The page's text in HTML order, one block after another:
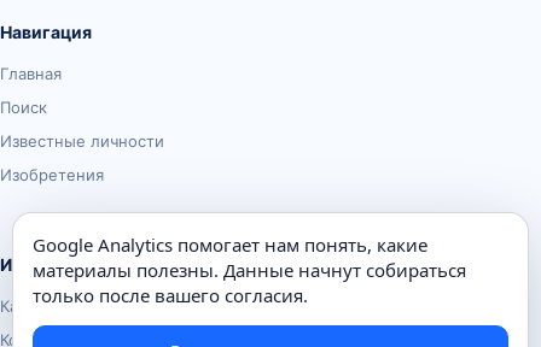
Навигация
Главная
Поиск
Известные личности
Изобретения
Информация
Карта сайта
Контакты
Google Analytics помогает нам понять, какие
материалы полезны. Данные начнут собираться
только после вашего согласия.